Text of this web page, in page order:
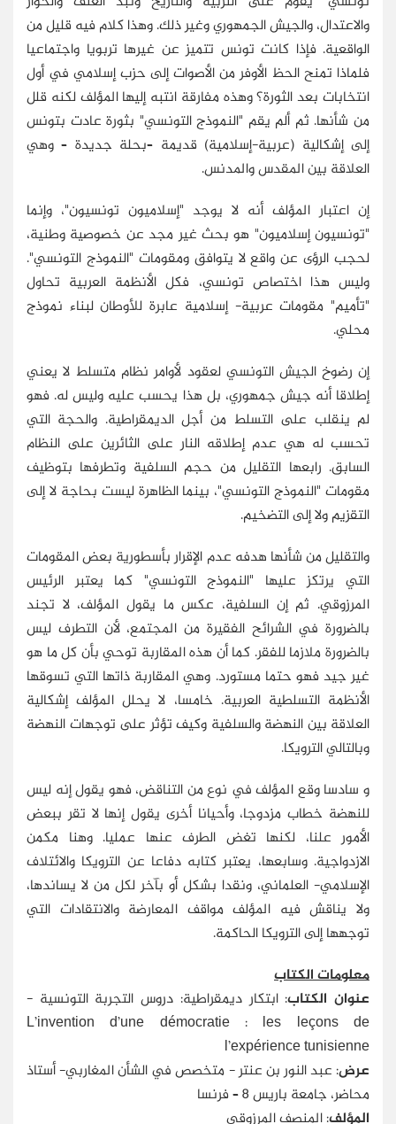
والاعتدال، والجيش الجمهوري وغير ذلك. وهذا كلام فيه قليل من
الواقعية. فإذا كانت تونس تتميز عن غيرها تربويا واجتماعيا
فلماذا تمنح الحظ الأوفر من الأصوات إلى حزب إسلامي في أول
انتخابات بعد الثورة؟ وهذه مفارقة انتبه إليها المؤلف لكنه قلل
من شأنها. ثم ألم يقم "النموذج التونسي" بثورة عادت بتونس
إلى إشكالية (عربية-إسلامية) قديمة –بحلة جديدة – وهي
العلاقة بين المقدس والمدنس.
إن اعتبار المؤلف أنه لا يوجد "إسلاميون تونسيون"، وإنما
"تونسيون إسلاميون" هو بحث غير مجد عن خصوصية وطنية،
لحجب الرؤى عن واقع لا يتوافق ومقومات "النموذج التونسي".
وليس هذا اختصاص تونسي، فكل الأنظمة العربية تحاول
"تأميم" مقومات عربية- إسلامية عابرة للأوطان لبناء نموذج
محلي.
إن رضوخ الجيش التونسي لعقود لأوامر نظام متسلط لا يعني
إطلاقا أنه جيش جمهوري، بل هذا يحسب عليه وليس له. فهو
لم ينقلب على التسلط من أجل الديمقراطية. والحجة التي
تحسب له هي عدم إطلاقه النار على الثائرين على النظام
السابق. رابعها التقليل من حجم السلفية وتطرفها بتوظيف
مقومات "النموذج التونسي"، بينما الظاهرة ليست بحاجة لا إلى
التقزيم ولا إلى التضخيم.
والتقليل من شأنها هدفه عدم الإقرار بأسطورية بعض المقومات
التي يرتكز عليها "النموذج التونسي" كما يعتبر الرئيس
المرزوقي. ثم إن السلفية، عكس ما يقول المؤلف، لا تجند
بالضرورة في الشرائح الفقيرة من المجتمع، لأن التطرف ليس
بالضرورة ملازما للفقر. كما أن هذه المقاربة توحي بأن كل ما هو
غير جيد فهو حتما مستورد. وهي المقاربة ذاتها التي تسوقها
الأنظمة التسلطية العربية. خامسا، لا يحلل المؤلف إشكالية
العلاقة بين النهضة والسلفية وكيف تؤثر على توجهات النهضة
وبالتالي الترويكا.
و سادسا وقع المؤلف في نوع من التناقض، فهو يقول إنه ليس
للنهضة خطاب مزدوجا، وأحيانا أخرى يقول إنها لا تقر ببعض
الأمور علنا، لكنها تغض الطرف عنها عمليا. وهنا مكمن
الازدواجية. وسابعها، يعتبر كتابه دفاعا عن الترويكا والائتلاف
الإسلامي- العلماني، ونقدا بشكل أو بآخر لكل من لا يساندها،
ولا يناقش فيه المؤلف مواقف المعارضة والانتقادات التي
توجهها إلى الترويكا الحاكمة.
معلومات الكتاب
عنوان الكتاب: ابتكار ديمقراطية: دروس التجربة التونسية -
L’invention d’une démocratie : les leçons de
l’expérience tunisienne
عرض: عبد النور بن عنتر - متخصص في الشأن المغاربي- أستاذ
محاضر، جامعة باريس 8 – فرنسا
المؤلف: المنصف المرزوقي